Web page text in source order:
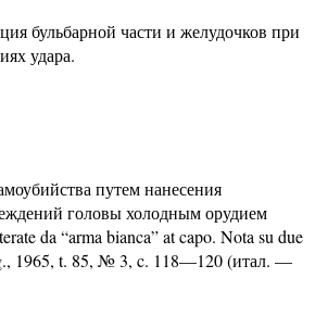
бульбарной части и желудочков при
удара.
путем нанесения
головы холодным орудием
da “arma bianca” at capo. Nota su due
1965, t. 85, № 3, c. 118—120 (итал. —